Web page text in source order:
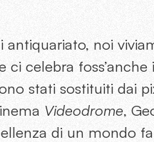
antiquariato, noi
ci celebra
stati sostituiti dai
Videodrome,
di un mondo